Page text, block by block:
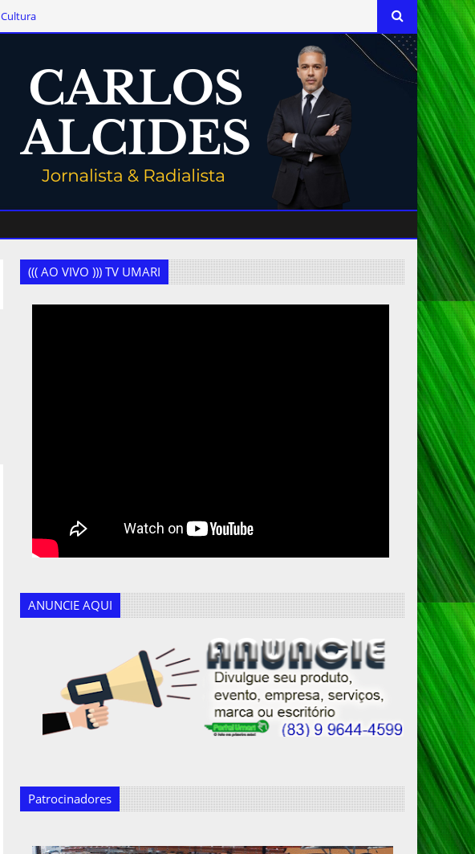
Cultura
((( AO VIVO ))) TV UMARI
ANUNCIE AQUI
Patrocinadores